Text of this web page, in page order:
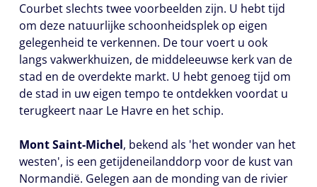
Courbet slechts twee voorbeelden zijn. U hebt tijd
om deze natuurlijke schoonheidsplek op eigen
gelegenheid te verkennen. De tour voert u ook
langs vakwerkhuizen, de middeleeuwse kerk van de
stad en de overdekte markt. U hebt genoeg tijd om
de stad in uw eigen tempo te ontdekken voordat u
terugkeert naar Le Havre en het schip.
Mont Saint-Michel, bekend als 'het wonder van het
westen', is een getijdeneilanddorp voor de kust van
Normandië. Gelegen aan de monding van de rivier